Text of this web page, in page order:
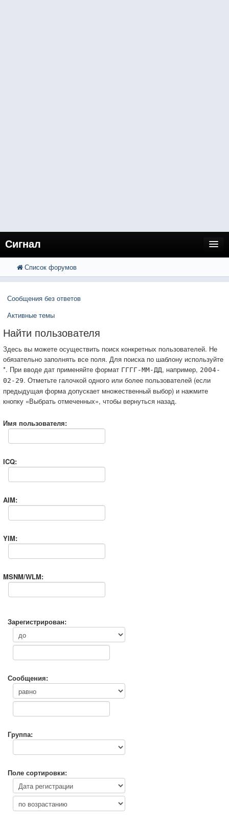
Сигнал
FAQ
Вход
Расширенный поиск
Список форумов
Сообщения без ответов
Активные темы
Найти пользователя
Здесь вы можете осуществить поиск конкретных пользователей. Не
обязательно заполнять все поля. Для поиска по шаблону используйте
*. При вводе дат применяйте формат ГГГГ-ММ-ДД, например, 2004-
02-29. Отметьте галочкой одного или более пользователей (если
предыдущая форма допускает множественный выбор) и нажмите
кнопку «Выбрать отмеченных», чтобы вернуться назад.
Имя пользователя:
ICQ:
AIM:
YIM:
MSNM/WLM:
Зарегистрирован:
Сообщения:
Группа:
Поле сортировки: